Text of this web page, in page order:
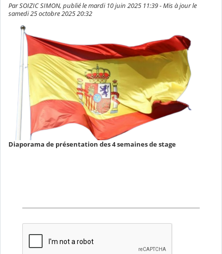
Par SOIZIC SIMON, publié le mardi 10 juin 2025 11:39 - Mis à jour le
samedi 25 octobre 2025 20:32
Diaporama de présentation des 4 semaines de stage